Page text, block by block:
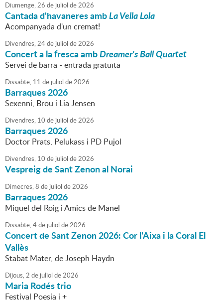
Diumenge,26 de juliol de2026
Cantada d'havaneres ambLa Vella Lola
Acompanyada d'un cremat!
Divendres,24de juliol de2026
Concert a la fresca ambDreamer's Ball Quartet
Servei de barra - entrada gratuïta
Dissabte, 11 de juliol de2026
Barraques 2026
Sexenni, Brou i Lia Jensen
Divendres, 10 de juliol de2026
Barraques 2026
Doctor Prats, Pelukass i PD Pujol
Divendres, 10 de juliol de2026
Vespreig de Sant Zenon al Norai
Dimecres,8 de juliol de2026
Barraques 2026
Miquel del Roig i Amics de Manel
Dissabte,4de juliol de2026
Concert de Sant Zenon 2026: Cor l'Aixa i la Coral El
Vallès
Stabat Mater, de Joseph Haydn
Dijous,2 de juliol de2026
Maria Rodés trio
Festival Poesia i +